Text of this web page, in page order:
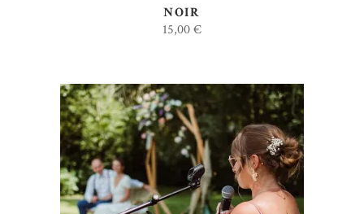
NOIR
15,00€
AJOUTER AU DEVIS